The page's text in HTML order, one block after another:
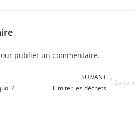
publier un commentaire.
?
SUIVANT
Limiter les déchets
Suivant